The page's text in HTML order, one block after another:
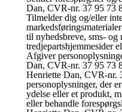
Dan, CVR-nr. 37 95 73
Tilmelder dig og/eller
til nyhedsbreve, sms- og
tredjepartshjemmesider
Afgiver
Dan, CVR-nr. 37 95 73
Henriette Dan, CVR-nr.
personoplysninger, der
ydelse eller et produkt,
eller behandle